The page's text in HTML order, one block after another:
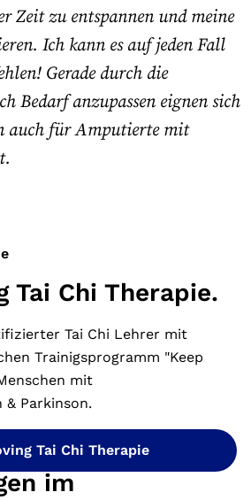
Zeit zu entspannen und meine
Ich kann es auf jeden Fall
Gerade durch die
Bedarf anzupassen eignen sich
auch für Amputierte mit
Tai Chi Therapie.
Tai Chi Lehrer mit
Trainigsprogramm "Keep
mit
& Parkinson.
Tai Chi Therapie
im